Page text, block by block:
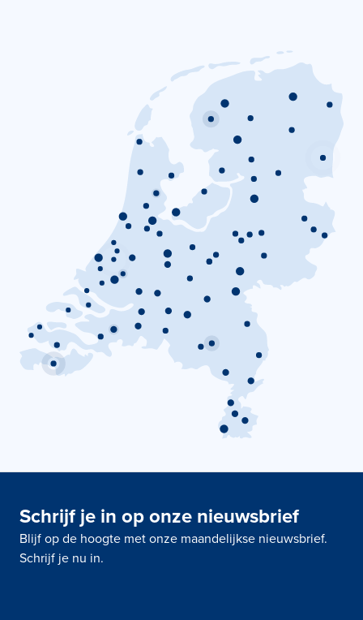
Schrijf je in op onze nieuwsbrief
Blijf op de hoogte met onze maandelijkse nieuwsbrief.
Schrijf je nu in.